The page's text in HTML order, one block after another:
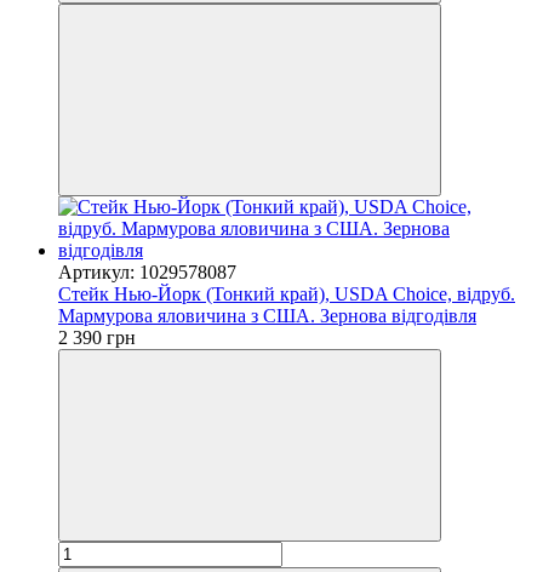
Артикул: 1029578087
Стейк Нью-Йорк (Тонкий край), USDA Choice, відруб.
Мармурова яловичина з США. Зернова відгодівля
2 390 грн